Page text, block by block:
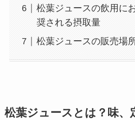
松葉ジュースの飲用に
奨される摂取量
松葉ジュースの販売場
松葉ジュースとは？味、